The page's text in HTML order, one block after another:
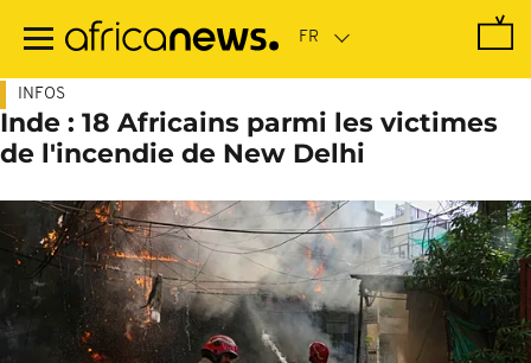
contenu
INFOS
Inde : 18 Africains parmi les victimes
de l'incendie de New Delhi